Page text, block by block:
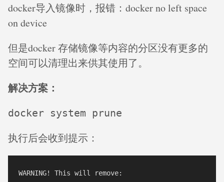
docker导入镜像时，报错：docker no left space
on device
但是docker 存储镜像等内容的分区没有更多的
空间可以清理出来供其使用了。
解决方案：
docker system prune
执行后会收到提示：
WARNING! This will remove: